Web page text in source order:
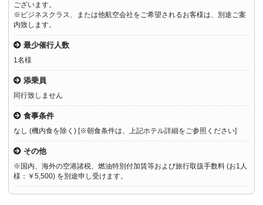
ございます。
※ビジネスクラス、または他航空会社をご希望されるお客様は、別途ご案
内致します。
最少催行人数
1名様
添乗員
同行致しません
食事条件
なし (機内食を除く) [※朝食条件は、上記ホテル詳細をご参照ください]
その他
※国内、海外の空港諸税、燃油特別付加賃等および旅行取扱手数料 (お1人
様：￥5,500) を別途申し受けます。